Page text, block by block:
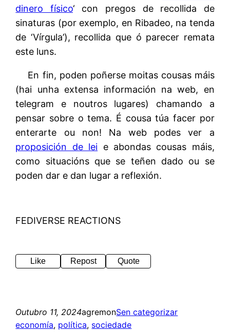
dinero físico‘ con pregos de recollida de
sinaturas (por exemplo, en Ribadeo, na tenda
de ‘Vírgula’), recollida que ó parecer remata
este luns.
En fin, poden poñerse moitas cousas máis
(hai unha extensa información na web, en
telegram e noutros lugares) chamando a
pensar sobre o tema. É cousa túa facer por
enterarte ou non! Na web podes ver a
proposición de lei e abondas cousas máis,
como situacións que se teñen dado ou se
poden dar e dan lugar a reflexión.
FEDIVERSE REACTIONS
Like Repost Quote
Outubro 11, 2024agremonSen categorizar
economía, política, sociedade